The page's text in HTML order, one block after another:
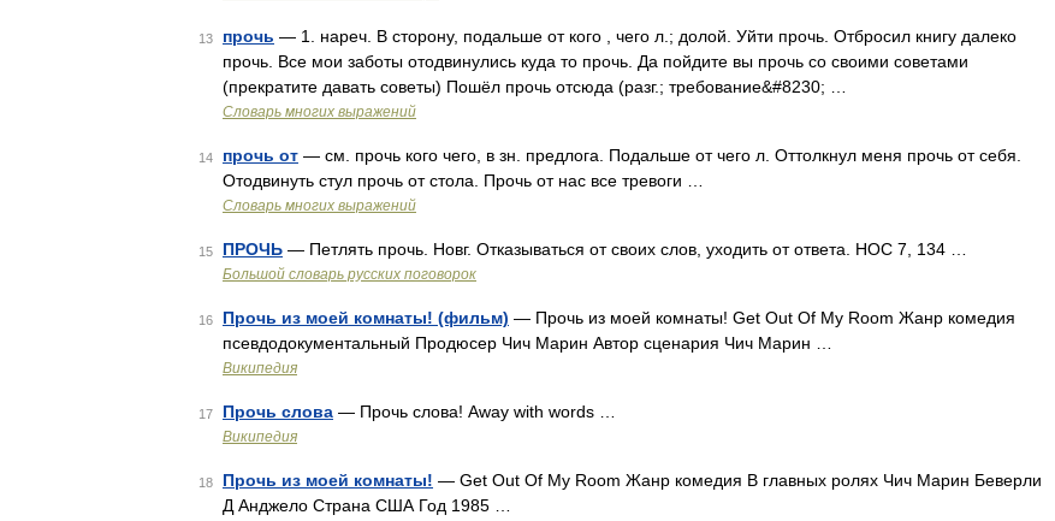
13 прочь — 1. нареч. В сторону, подальше от кого , чего л.; долой. Уйти прочь. Отбросил книгу далеко
прочь. Все мои заботы отодвинулись куда то прочь. Да пойдите вы прочь со своими советами
(прекратите давать советы) Пошёл прочь отсюда (разг.; требование&#8230; …
Словарь многих выражений
14 прочь от — см. прочь кого чего, в зн. предлога. Подальше от чего л. Оттолкнул меня прочь от себя.
Отодвинуть стул прочь от стола. Прочь от нас все тревоги …
Словарь многих выражений
15 ПРОЧЬ — Петлять прочь. Новг. Отказываться от своих слов, уходить от ответа. НОС 7, 134 …
Большой словарь русских поговорок
16 Прочь из моей комнаты! (фильм) — Прочь из моей комнаты! Get Out Of My Room Жанр комедия
псевдодокументальный Продюсер Чич Марин Автор сценария Чич Марин …
Википедия
17 Прочь слова — Прочь слова! Away with words …
Википедия
18 Прочь из моей комнаты! — Get Out Of My Room Жанр комедия В главных ролях Чич Марин Беверли
Д Анджело Страна США Год 1985 …